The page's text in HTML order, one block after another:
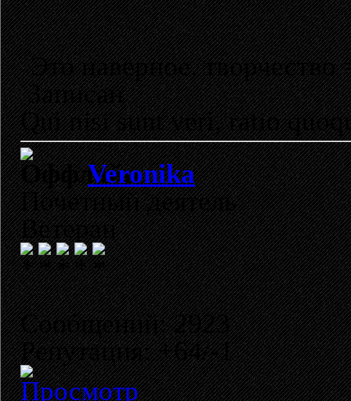
Это наверное, творчество
Записан
Qui nisi sunt veri, ratio
Veronika
Почетный деятель
Ветеран
Сообщений: 2923
Репутация: +64/-1